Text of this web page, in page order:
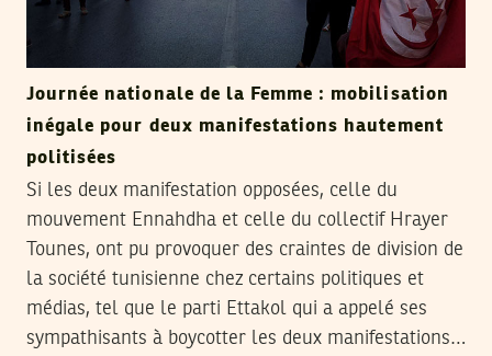
Journée nationale de la Femme : mobilisation
inégale pour deux manifestations hautement
politisées
Si les deux manifestation opposées, celle du
mouvement Ennahdha et celle du collectif Hrayer
Tounes, ont pu provoquer des craintes de division de
la société tunisienne chez certains politiques et
médias, tel que le parti Ettakol qui a appelé ses
sympathisants à boycotter les deux manifestations…